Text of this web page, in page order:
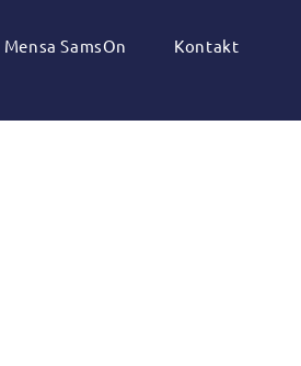
Mensa SamsOn Kontakt